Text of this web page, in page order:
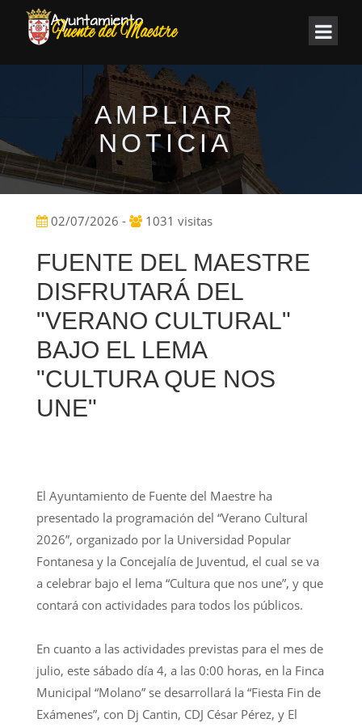
AMPLIAR
NOTICIA
02/07/2026 - 1031 visitas
FUENTE DEL MAESTRE
DISFRUTARÁ DEL
"VERANO CULTURAL"
BAJO EL LEMA
"CULTURA QUE NOS
UNE"
El Ayuntamiento de Fuente del Maestre ha
presentado la programación del “Verano Cultural
2026”, organizado por la Universidad Popular
Fontanesa y la Concejalía de Juventud, el cual se va
a celebrar bajo el lema “Cultura que nos une”, y que
contará con actividades para todos los públicos.
En cuanto a las actividades previstas para el mes de
julio, este sábado día 4, a las 0:00 horas, en la Finca
Municipal “Molano” se desarrollará la “Fiesta Fin de
Exámenes”, con Dj Cantin, CDJ César Pérez, y El